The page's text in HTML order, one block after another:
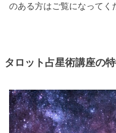
のある方はご覧になってく
タロット占星術講座の